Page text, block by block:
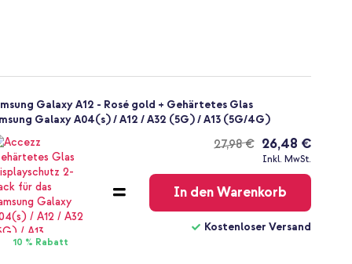
Galaxy A12 - Rosé gold + Gehärtetes Glas
Galaxy A04(s) / A12 / A32 (5G) / A13 (5G/4G)
10 % Rabatt
27,98 €
Kostenloser
26,48 €
Inkl. MwSt.
In den Warenkorb
Kostenloser Versand